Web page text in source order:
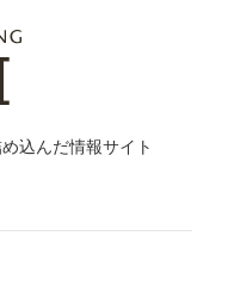
込んだ情報サイト